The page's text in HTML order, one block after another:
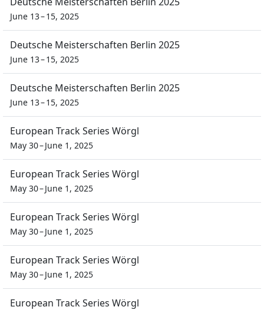
June 13 – 15, 2025
Deutsche Meisterschaften Berlin 2025
June 13 – 15, 2025
Deutsche Meisterschaften Berlin 2025
June 13 – 15, 2025
European Track Series Wörgl
May 30 – June 1, 2025
European Track Series Wörgl
May 30 – June 1, 2025
European Track Series Wörgl
May 30 – June 1, 2025
European Track Series Wörgl
May 30 – June 1, 2025
European Track Series Wörgl